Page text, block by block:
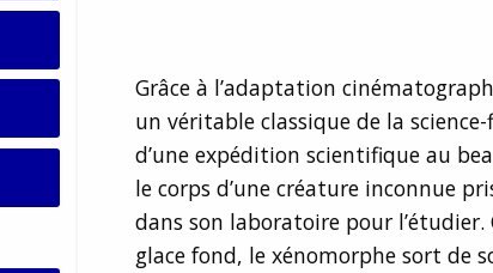
Grâce à l’adaptation
un véritable classique de la
d’une expédition scientifique au
le corps d’une créature inconnue
dans son laboratoire pour
glace fond, le xénomorphe sort de